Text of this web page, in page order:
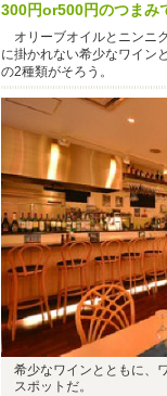
300円or500円のつまみ
オリーブオイルとニンニ
に掛かれない希少なワイン
の2種類がそろう。
希少なワインとともに、
スポットだ。